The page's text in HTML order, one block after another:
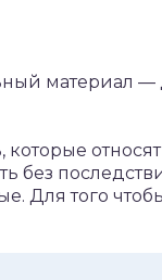
материал —
которые
без
Для того